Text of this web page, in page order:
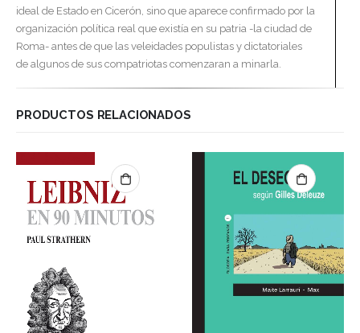
ideal de Estado en Cicerón, sino que aparece confirmado por la
organización política real que existía en su patria -la ciudad de
Roma- antes de que las veleidades populistas y dictatoriales
de algunos de sus compatriotas comenzaran a minarla.
PRODUCTOS RELACIONADOS